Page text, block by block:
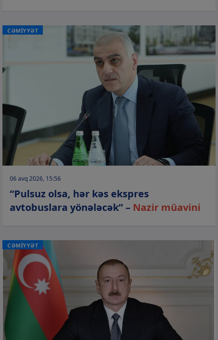
CƏMİYYƏT
06 avq 2026, 15:56
“Pulsuz olsa, hər kəs ekspres
avtobuslara yönələcək” – Nazir müavini
CƏMİYYƏT